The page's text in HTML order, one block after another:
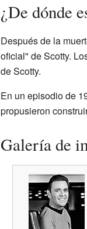
¿De dónde
Después de la
oficial" de Scotty.
de Scotty.
En un episodio de
propusieron
Galería de